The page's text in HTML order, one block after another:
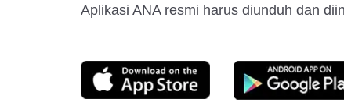
Aplikasi ANA resmi harus diunduh dan